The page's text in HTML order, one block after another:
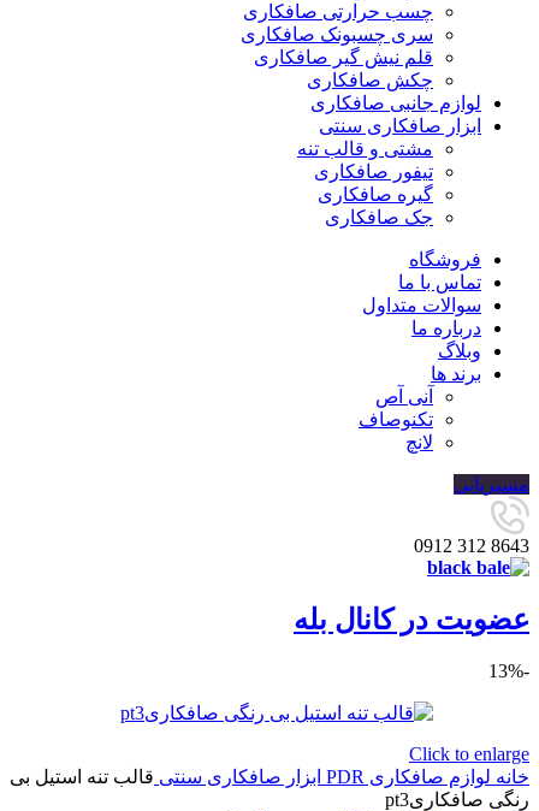
چسب حرارتی صافکاری
سری چسبونک صافکاری
قلم نیش گیر صافکاری
چکش صافکاری
لوازم جانبی صافکاری
ابزار صافکاری سنتی
مشتی و قالب تنه
تیفور صافکاری
گیره صافکاری
جک صافکاری
فروشگاه
تماس با ما
سوالات متداول
درباره ما
وبلاگ
برند ها
آنی آص
تکنوصاف
لانچ
مسیریابی
8643 312 0912
عضویت در کانال بله
-13%
Click to enlarge
خانه لوازم صافکاری PDR ابزار صافکاری سنتی قالب تنه استیل بی
رنگی صافکاریpt3